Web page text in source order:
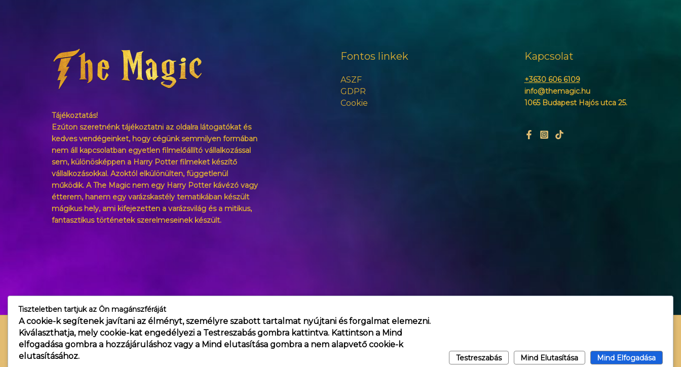
Tájékoztatás!
Ezúton szeretnénk tájékoztatni az oldalra látogatókat és
kedves vendégeinket, hogy cégünk semmilyen formában
nem áll kapcsolatban egyetlen filmelőállító vállalkozással
sem, különösképpen a Harry Potter filmeket készítő
vállalkozásokkal. Azoktól elkülönülten, függetlenül
működik. A The Magic nem egy Harry Potter kávézó vagy
étterem, hanem egy varázskastély tematikában készült
mágikus hely, ami kifejezetten a varázsvilág és a mitikus,
fantasztikus történetek szerelmeseinek készült.
Fontos linkek
ASZF
GDPR
Cookie
Kapcsolat
+3630 606 6109
info@themagic.hu
1065 Budapest Hajós utca 25.
Tiszteletben tartjuk az Ön magánszféráját
A cookie-k segítenek javítani az élményt, személyre szabott tartalmat nyújtani és forgalmat elemezni.
Kiválaszthatja, mely cookie-kat engedélyezi a Testreszabásgombra kattintva. Kattintson a Mind
elfogadása gombra a hozzájáruláshoz vagy a Mind elutasítása gombra a nem alapvető cookie-k
elutasításához.
Testreszabás Mind Elutasítása Mind Elfogadása